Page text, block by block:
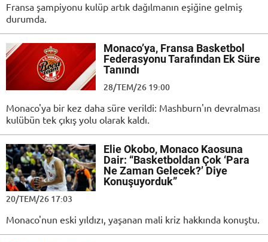
Fransa şampiyonu kulüp artık dağılmanın eşiğine gelmiş
durumda.
Monaco’ya, Fransa Basketbol
Federasyonu Tarafından Ek Süre
Tanındı
28/TEM/26 19:00
Monaco'ya bir kez daha süre verildi: Mashburn'ın devralması
kulübün tek çıkış yolu olarak kaldı.
Elie Okobo, Monaco Kaosuna
Dair: “Basketboldan Çok ‘Para
Ne Zaman Gelecek?’ Diye
Konuşuyorduk”
20/TEM/26 17:03
Monaco'nun eski yıldızı, yaşanan mali kriz hakkında konuştu.